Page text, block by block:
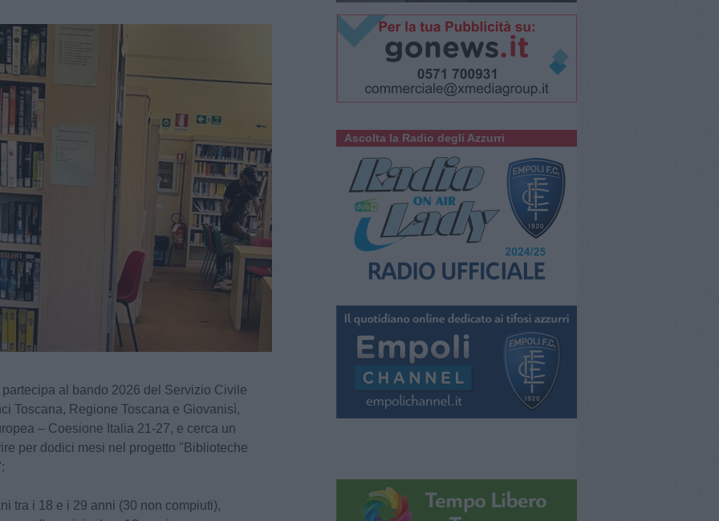
partecipa al bando 2026 del Servizio Civile
Toscana, Regione Toscana e Giovanisì,
– Coesione Italia 21-27, e cerca un
per dodici mesi nel progetto "Biblioteche
tra i 18 e i 29 anni (30 non compiuti),
Ascolta la Radio degli Azzurri